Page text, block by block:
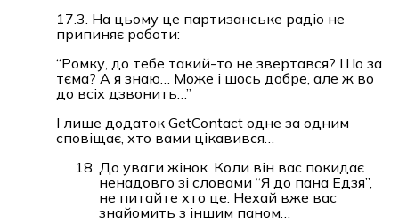
17.3. На цьому це партизанське радіо не
припиняє роботи:
“Ромку, до тебе такий-то не звертався? Шо за
тєма? А я знаю… Може і шось добре, але ж во
до всіх дзвонить…”
І лише додаток GetContact одне за одним
сповіщає, хто вами цікавився…
До уваги жінок. Коли він вас покидає
ненадовго зі словами “Я до пана Едзя”,
не питайте хто це. Нехай вже вас
знайомить з іншим паном…